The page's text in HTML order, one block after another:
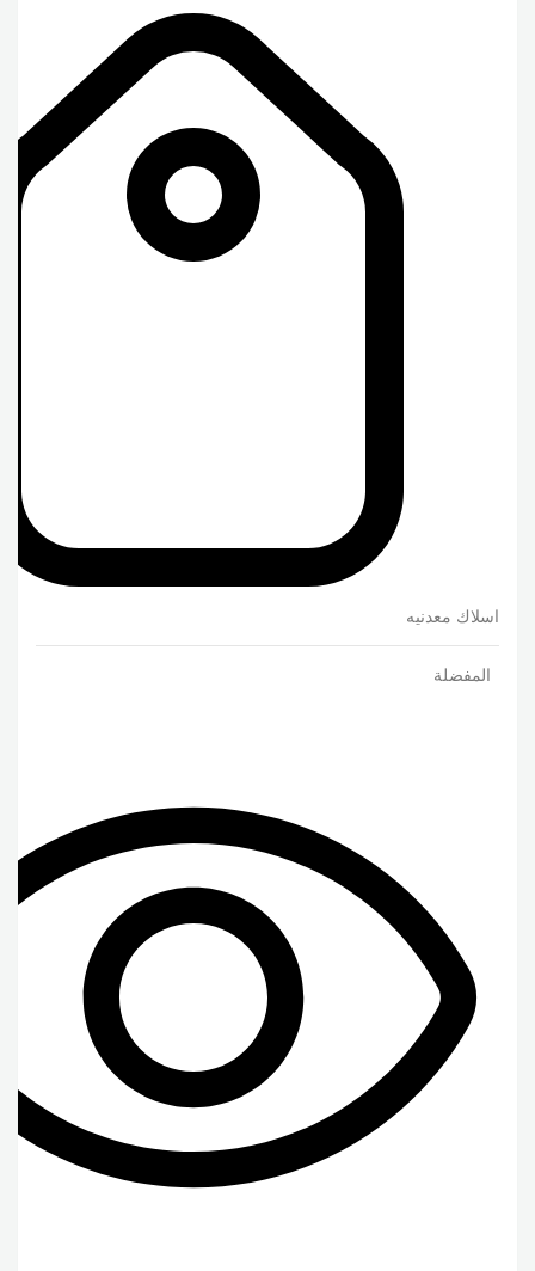
اسلاك معدنيه
المفضلة